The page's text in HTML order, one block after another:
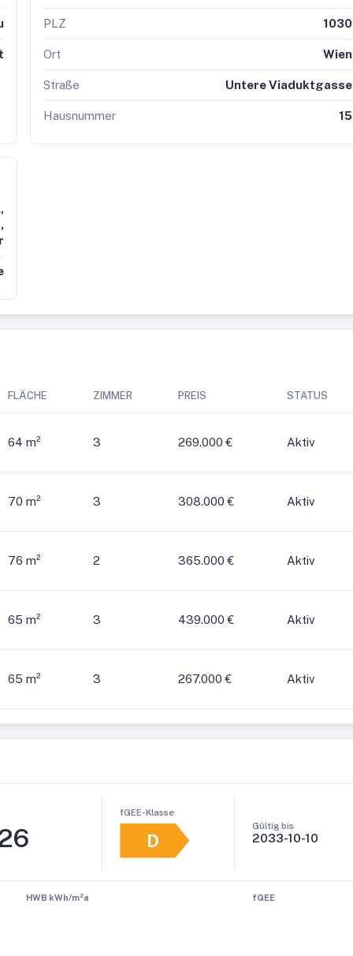
PLZ 1030
Ort Wien
Straße Untere Viaduktgasse
Hausnummer 15
FLÄCHE ZIMMER PREIS STATUS
64 m² 3 269.000 € Aktiv
70 m² 3 308.000 € Aktiv
76 m² 2 365.000 € Aktiv
65 m² 3 439.000 € Aktiv
65 m² 3 267.000 € Aktiv
fGEE-Klasse
D
Gültig bis
2033-10-10
HWB kWh/m²a fGEE